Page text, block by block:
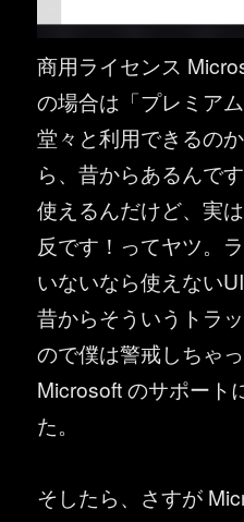
商用ライセンス
の場合は「プレミア
堂々と利用できるの
ら、昔からあるんで
使えるんだけど、実
反です！ってヤツ。
いないなら使えない
昔からそういうトラ
ので僕は警戒しちゃ
Microsoft のサポート
た。
そしたら、さすが